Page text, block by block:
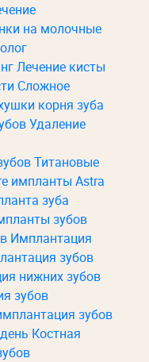
на молочные
Лечение кисты
Сложное
корня зуба
Удаление
Титановые
импланты Astra
зуба
зубов
Имплантация
зубов
нижних зубов
зубов
зубов
Костная